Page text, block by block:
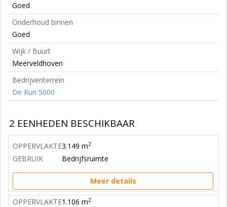
Goed
Onderhoud binnen
Goed
Wijk / Buurt
Meerveldhoven
Bedrijventerrein
De Run 5000
2 EENHEDEN BESCHIKBAAR
OPPERVLAKTE3.149 m2
GEBRUIK Bedrijfsruimte
Meer details
OPPERVLAKTE1.106 m2